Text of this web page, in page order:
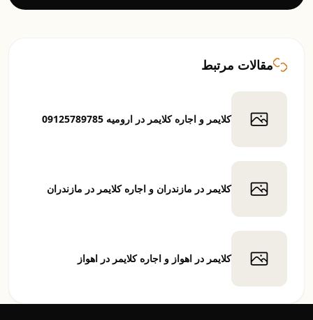
مقالات مرتبط
کلایمر و اجاره کلایمر در ارومیه 09125789785
کلایمر در مازندران و اجاره کلایمر در مازندران
کلایمر در اهواز و اجاره کلایمر در اهواز